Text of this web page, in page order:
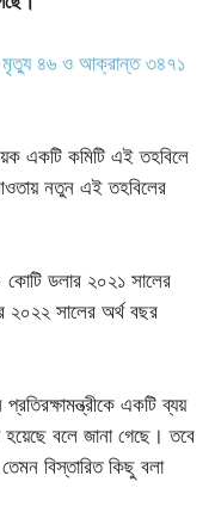
মৃত্যু ৪৬ ও আক্রান্ত ৩৪৭১
একটি কমিটি এই তহবিলে
নতুন এই তহবিলের
ডলার ২০২১ সালের
২০২২ সালের অর্থ বছর
একটি ব্যয়
হয়েছে বলে জানা গেছে। তবে
বিস্তারিত কিছু বলা